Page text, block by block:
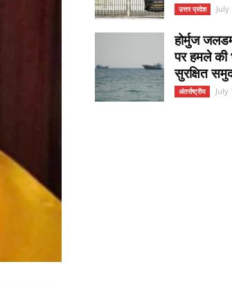
उत्तर प्रदेश July
होर्मुज
पर हमले की
सुरक्षित
अंतर्राष्ट्रीय July